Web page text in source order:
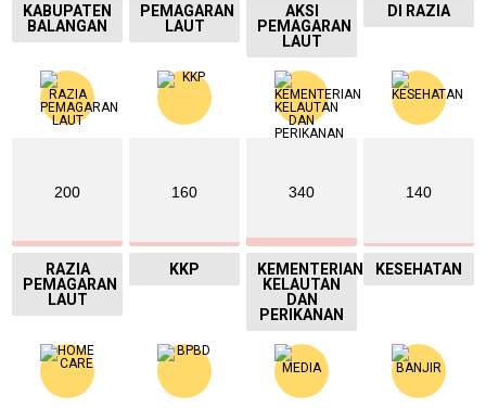
KABUPATEN
BALANGAN
PEMAGARAN
LAUT
AKSI
PEMAGARAN
LAUT
DI RAZIA
200
RAZIA
PEMAGARAN
LAUT
160
KKP
340
KEMENTERIAN
KELAUTAN
DAN
PERIKANAN
140
KESEHATAN